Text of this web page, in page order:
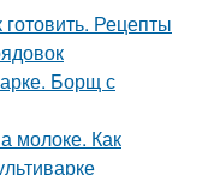
Рецепты
Борщ с
молоке. Как